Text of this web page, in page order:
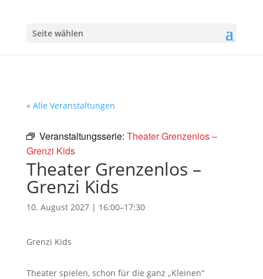
Seite wählen
« Alle Veranstaltungen
Veranstaltungsserie: Theater Grenzenlos –
Grenzi Kids
Theater Grenzenlos –
Grenzi Kids
10. August 2027 | 16:00–17:30
Grenzi Kids
Theater spielen, schon für die ganz „Kleinen“